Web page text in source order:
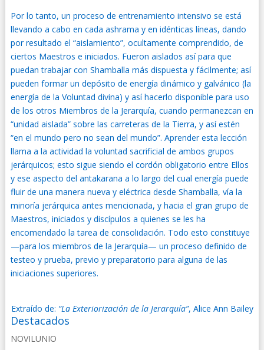
Por lo tanto, un proceso de entrenamiento intensivo se está
llevando a cabo en cada ashrama y en idénticas líneas, dando
por resultado el “aislamiento”, ocultamente comprendido, de
ciertos Maestros e iniciados. Fueron aislados así para que
puedan trabajar con Shamballa más dispuesta y fácilmente; así
pueden formar un depósito de energía dinámico y galvánico (la
energía de la Voluntad divina) y así hacerlo disponible para uso
de los otros Miembros de la Jerarquía, cuando permanezcan en
“unidad aislada” sobre las carreteras de la Tierra, y así estén
“en el mundo pero no sean del mundo”. Aprender esta lección
llama a la actividad la voluntad sacrificial de ambos grupos
jerárquicos; esto sigue siendo el cordón obligatorio entre Ellos
y ese aspecto del antakarana a lo largo del cual energía puede
fluir de una manera nueva y eléctrica desde Shamballa, vía la
minoría jerárquica antes mencionada, y hacia el gran grupo de
Maestros, iniciados y discípulos a quienes se les ha
encomendado la tarea de consolidación. Todo esto constituye
—para los miembros de la Jerarquía— un proceso definido de
testeo y prueba, previo y preparatorio para alguna de las
iniciaciones superiores.
Extraído de: “La Exteriorización de la Jerarquía”, Alice Ann Bailey
Destacados
NOVILUNIO